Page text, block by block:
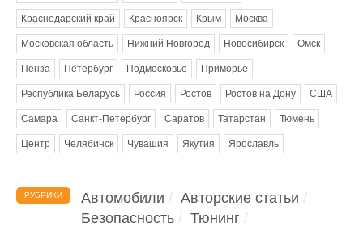
Краснодарский край Красноярск Крым Москва
Московская область Нижний Новгород Новосибирск Омск
Пенза Петербург Подмосковье Приморье
Республика Беларусь Россия Ростов Ростов на Дону США
Самара Санкт-Петербург Саратов Татарстан Тюмень
Центр Челябинск Чувашия Якутия Ярославль
РУБРИКИ Автомобили
Авторские статьи
Безопасность
Тюнинг